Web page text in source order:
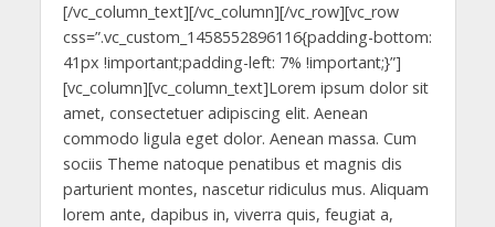
[/vc_column_text][/vc_column][/vc_row][vc_row
css=”.vc_custom_1458552896116{padding-bottom:
41px !important;padding-left: 7% !important;}”]
[vc_column][vc_column_text]Lorem ipsum dolor sit
amet, consectetuer adipiscing elit. Aenean
commodo ligula eget dolor. Aenean massa. Cum
sociis Theme natoque penatibus et magnis dis
parturient montes, nascetur ridiculus mus. Aliquam
lorem ante, dapibus in, viverra quis, feugiat a,